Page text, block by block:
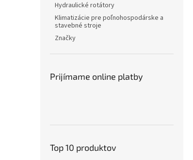
Hydraulické rotátory
Klimatizácie pre poľnohospodárske a
stavebné stroje
Značky
Prijímame online platby
Top 10 produktov